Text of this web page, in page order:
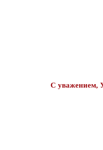
С уважением,